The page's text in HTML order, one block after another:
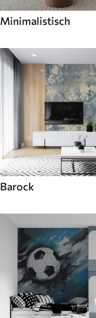
Minimalistisch
Barock